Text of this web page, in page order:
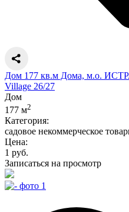
Дом 177 кв.м Дома, м.о.
Village 26/27
Дом
177 м2
Категория:
садовое некоммерческое
Цена:
1 руб.
Записаться на просмотр